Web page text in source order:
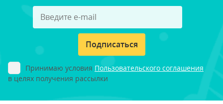
Подписаться
Принимаю условия Пользовательского соглашения
в целях получения рассылки